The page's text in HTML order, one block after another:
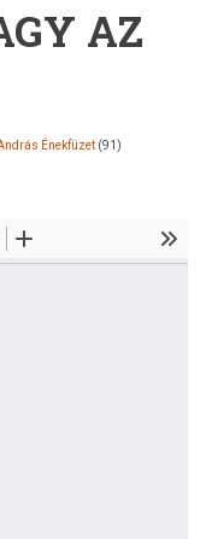
AZ
Énekfüzet (91)